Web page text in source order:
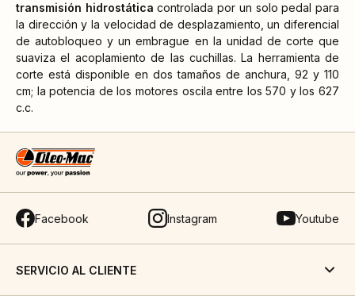
transmisión hidrostática controlada por un solo pedal para
la dirección y la velocidad de desplazamiento, un diferencial
de autobloqueo y un embrague en la unidad de corte que
suaviza el acoplamiento de las cuchillas. La herramienta de
corte está disponible en dos tamaños de anchura, 92 y 110
cm; la potencia de los motores oscila entre los 570 y los 627
c.c.
Facebook Instagram Youtube
SERVICIO AL CLIENTE